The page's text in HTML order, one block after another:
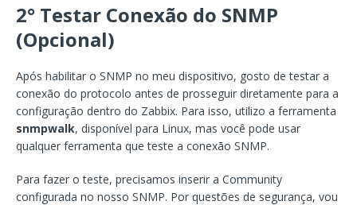
2° Testar Conexão do SNMP
(Opcional)
Após habilitar o SNMP no meu dispositivo, gosto de testar a
conexão do protocolo antes de prosseguir diretamente para a
configuração dentro do Zabbix. Para isso, utilizo a ferramenta
snmpwalk, disponível para Linux, mas você pode usar
qualquer ferramenta que teste a conexão SNMP.
Para fazer o teste, precisamos inserir a Community
configurada no nosso SNMP. Por questões de segurança, vou